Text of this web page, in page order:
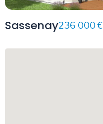
Sassenay236 000 €